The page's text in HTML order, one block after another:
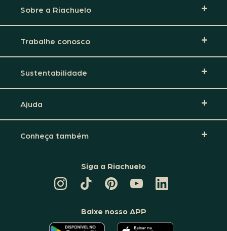
Sobre a Riachuelo
Trabalhe conosco
Sustentabilidade
Ajuda
Conheça também
Siga a Riachuelo
TIKTOK
DA
PINTEREST
DA
CANAL
DA
RIACHUELO
LINKEDIN
DA
Baixe nosso APP
O O